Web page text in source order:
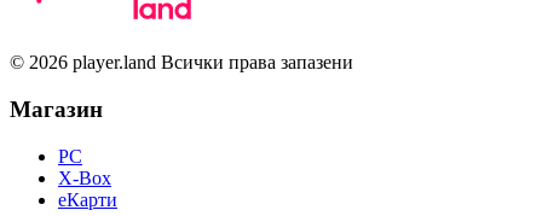
© 2026 player.land Всички права запазени
Магазин
PC
X-Box
eКарти